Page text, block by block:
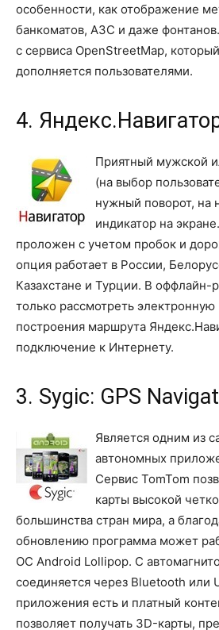
особенности, как отображение
банкоматов, АЗС и даже
с сервиса OpenStreetMap,
дополняется пользователями.
4.
Приятный мужской
(на выбор
нужный поворот, на
индикатор на
проложен с учетом пробок и
опция работает в России,
Казахстане и Турции. В
только рассмотреть электронную
построения маршрута
подключение к Интернету.
3. Sygic: GPS
Является одним из
автономных
Сервис TomTom
карты высокой
большинства стран мира, а
обновлению программа может
ОС Android Lollipop. С
соединяется через Bluetooth или
приложения есть и платный
позволяет получать 3D-карты,